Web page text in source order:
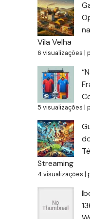
Vila Velha
6 visualizações |
5 visualizações |
Streaming
4 visualizações |